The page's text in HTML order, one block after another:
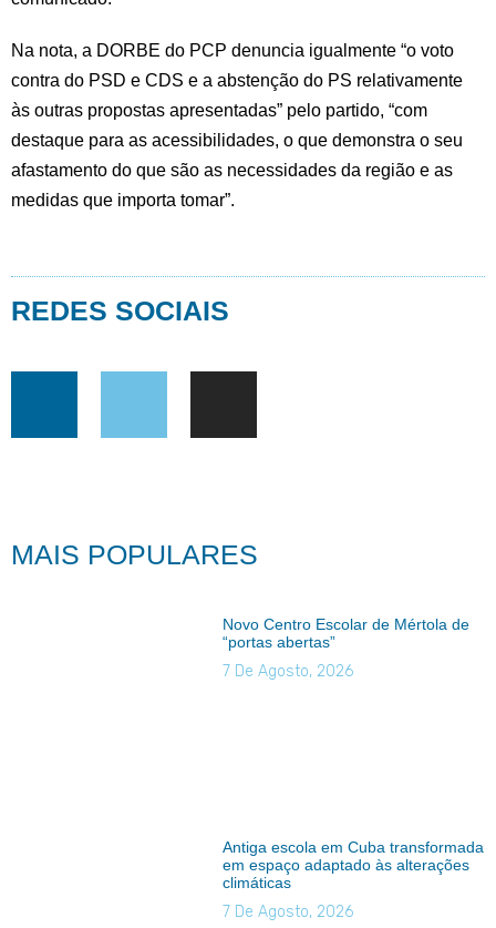
Na nota, a DORBE do PCP denuncia igualmente “o voto
contra do PSD e CDS e a abstenção do PS relativamente
às outras propostas apresentadas” pelo partido, “com
destaque para as acessibilidades, o que demonstra o seu
afastamento do que são as necessidades da região e as
medidas que importa tomar”.
REDES SOCIAIS
MAIS POPULARES
Novo Centro Escolar de Mértola de
“portas abertas”
7 De Agosto, 2026
Antiga escola em Cuba transformada
em espaço adaptado às alterações
climáticas
7 De Agosto, 2026